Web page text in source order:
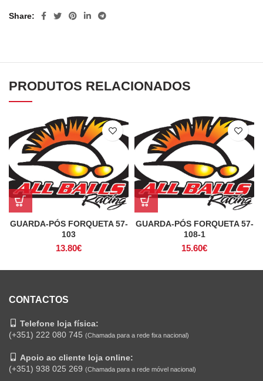
Share
PRODUTOS RELACIONADOS
GUARDA-PÓS FORQUETA 57-
103
13.80€
GUARDA-PÓS FORQUETA 57-
108-1
15.60€
CONTACTOS
Telefone loja física:
(+351) 222 080 745 (Chamada para a rede fixa nacional)
Apoio ao cliente loja online:
(+351) 938 025 269 (Chamada para a rede móvel nacional)